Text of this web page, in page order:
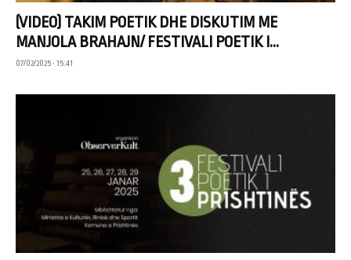
(VIDEO) TAKIM POETIK DHE DISKUTIM ME
MANJOLA BRAHAJN/ FESTIVALI POETIK I...
07/02/2025 • 15:41